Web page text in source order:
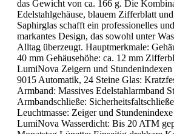
das Gewicht von ca. 166 g. Die
Edelstahlgehäuse, blauem Zifferblatt
Saphirglas schafft ein professionelles
markantes Design, das sowohl unter
Alltag überzeugt. Hauptmerkmale:
40 mm Gehäusehöhe: ca. 12 mm
LumiNova Zeigern und
9015 Automatik, 24 Steine Glas:
Armband: Massives Edelstahlarmband
Armbandschließe:
Leuchtmasse: Zeiger und
LumiNova Wasserdicht: Bis 20 ATM